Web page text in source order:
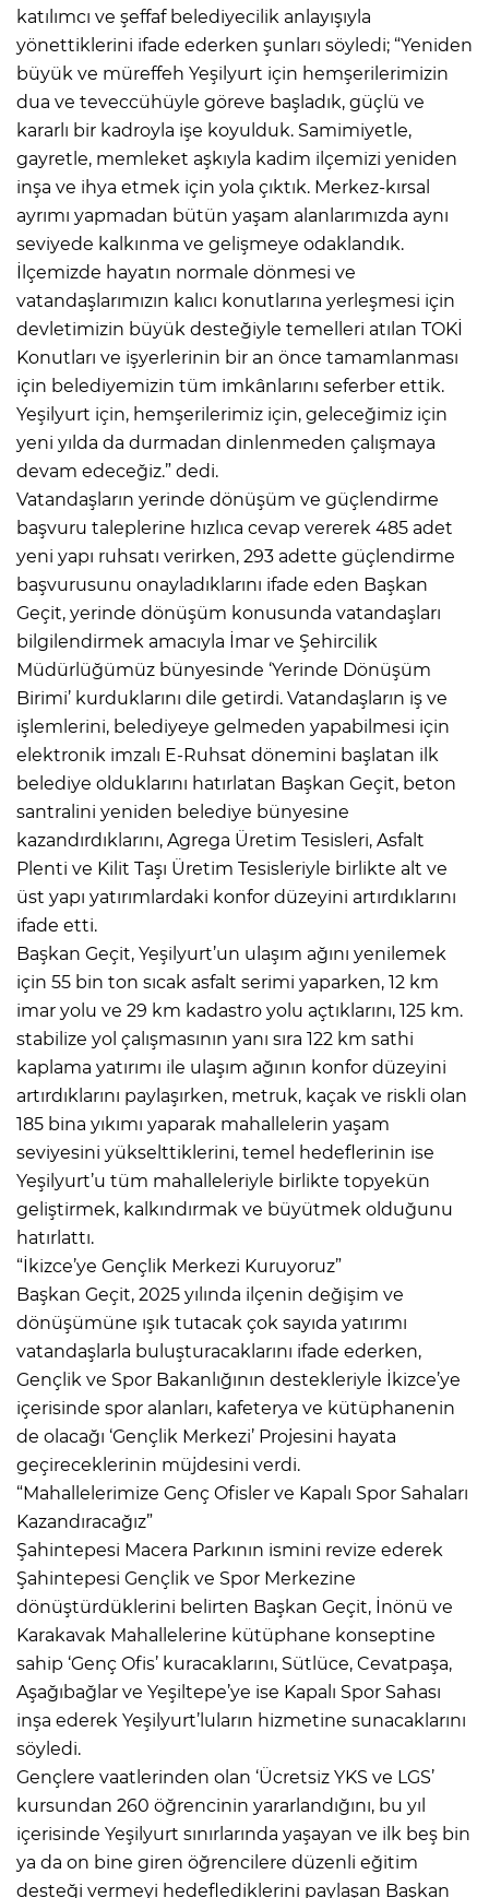
katılımcı ve şeffaf belediyecilik anlayışıyla
yönettiklerini ifade ederken şunları söyledi; “Yeniden
büyük ve müreffeh Yeşilyurt için hemşerilerimizin
dua ve teveccühüyle göreve başladık, güçlü ve
kararlı bir kadroyla işe koyulduk. Samimiyetle,
gayretle, memleket aşkıyla kadim ilçemizi yeniden
inşa ve ihya etmek için yola çıktık. Merkez-kırsal
ayrımı yapmadan bütün yaşam alanlarımızda aynı
seviyede kalkınma ve gelişmeye odaklandık.
İlçemizde hayatın normale dönmesi ve
vatandaşlarımızın kalıcı konutlarına yerleşmesi için
devletimizin büyük desteğiyle temelleri atılan TOKİ
Konutları ve işyerlerinin bir an önce tamamlanması
için belediyemizin tüm imkânlarını seferber ettik.
Yeşilyurt için, hemşerilerimiz için, geleceğimiz için
yeni yılda da durmadan dinlenmeden çalışmaya
devam edeceğiz.” dedi.
Vatandaşların yerinde dönüşüm ve güçlendirme
başvuru taleplerine hızlıca cevap vererek 485 adet
yeni yapı ruhsatı verirken, 293 adette güçlendirme
başvurusunu onayladıklarını ifade eden Başkan
Geçit, yerinde dönüşüm konusunda vatandaşları
bilgilendirmek amacıyla İmar ve Şehircilik
Müdürlüğümüz bünyesinde ‘Yerinde Dönüşüm
Birimi’ kurduklarını dile getirdi. Vatandaşların iş ve
işlemlerini, belediyeye gelmeden yapabilmesi için
elektronik imzalı E-Ruhsat dönemini başlatan ilk
belediye olduklarını hatırlatan Başkan Geçit, beton
santralini yeniden belediye bünyesine
kazandırdıklarını, Agrega Üretim Tesisleri, Asfalt
Plenti ve Kilit Taşı Üretim Tesisleriyle birlikte alt ve
üst yapı yatırımlardaki konfor düzeyini artırdıklarını
ifade etti.
Başkan Geçit, Yeşilyurt’un ulaşım ağını yenilemek
için 55 bin ton sıcak asfalt serimi yaparken, 12 km
imar yolu ve 29 km kadastro yolu açtıklarını, 125 km.
stabilize yol çalışmasının yanı sıra 122 km sathi
kaplama yatırımı ile ulaşım ağının konfor düzeyini
artırdıklarını paylaşırken, metruk, kaçak ve riskli olan
185 bina yıkımı yaparak mahallelerin yaşam
seviyesini yükselttiklerini, temel hedeflerinin ise
Yeşilyurt’u tüm mahalleleriyle birlikte topyekün
geliştirmek, kalkındırmak ve büyütmek olduğunu
hatırlattı.
“İkizce’ye Gençlik Merkezi Kuruyoruz”
Başkan Geçit, 2025 yılında ilçenin değişim ve
dönüşümüne ışık tutacak çok sayıda yatırımı
vatandaşlarla buluşturacaklarını ifade ederken,
Gençlik ve Spor Bakanlığının destekleriyle İkizce’ye
içerisinde spor alanları, kafeterya ve kütüphanenin
de olacağı ‘Gençlik Merkezi’ Projesini hayata
geçireceklerinin müjdesini verdi.
“Mahallelerimize Genç Ofisler ve Kapalı Spor Sahaları
Kazandıracağız”
Şahintepesi Macera Parkının ismini revize ederek
Şahintepesi Gençlik ve Spor Merkezine
dönüştürdüklerini belirten Başkan Geçit, İnönü ve
Karakavak Mahallelerine kütüphane konseptine
sahip ‘Genç Ofis’ kuracaklarını, Sütlüce, Cevatpaşa,
Aşağıbağlar ve Yeşiltepe’ye ise Kapalı Spor Sahası
inşa ederek Yeşilyurt’luların hizmetine sunacaklarını
söyledi.
Gençlere vaatlerinden olan ‘Ücretsiz YKS ve LGS’
kursundan 260 öğrencinin yararlandığını, bu yıl
içerisinde Yeşilyurt sınırlarında yaşayan ve ilk beş bin
ya da on bine giren öğrencilere düzenli eğitim
desteği vermeyi hedeflediklerini paylaşan Başkan